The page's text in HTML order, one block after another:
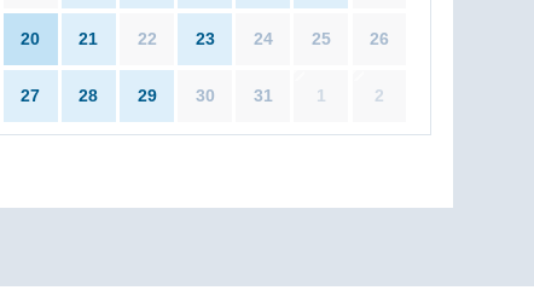
20 21 22 23 24 25 26
27 28 29 30 31 1 2